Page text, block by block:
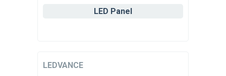
LED Panel
LEDVANCE